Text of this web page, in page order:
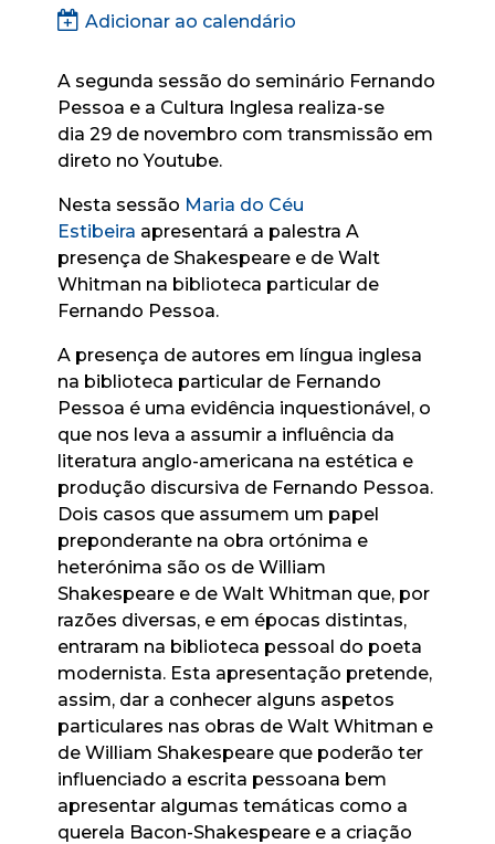
Adicionar ao calendário
A segunda sessão do seminário Fernando
Pessoa e a Cultura Inglesa realiza-se
dia 29 de novembro com transmissão em
direto no Youtube.
Nesta sessão Maria do Céu
Estibeira apresentará a palestra A
presença de Shakespeare e de Walt
Whitman na biblioteca particular de
Fernando Pessoa.
A presença de autores em língua inglesa
na biblioteca particular de Fernando
Pessoa é uma evidência inquestionável, o
que nos leva a assumir a influência da
literatura anglo-americana na estética e
produção discursiva de Fernando Pessoa.
Dois casos que assumem um papel
preponderante na obra ortónima e
heterónima são os de William
Shakespeare e de Walt Whitman que, por
razões diversas, e em épocas distintas,
entraram na biblioteca pessoal do poeta
modernista. Esta apresentação pretende,
assim, dar a conhecer alguns aspetos
particulares nas obras de Walt Whitman e
de William Shakespeare que poderão ter
influenciado a escrita pessoana bem
apresentar algumas temáticas como a
querela Bacon-Shakespeare e a criação